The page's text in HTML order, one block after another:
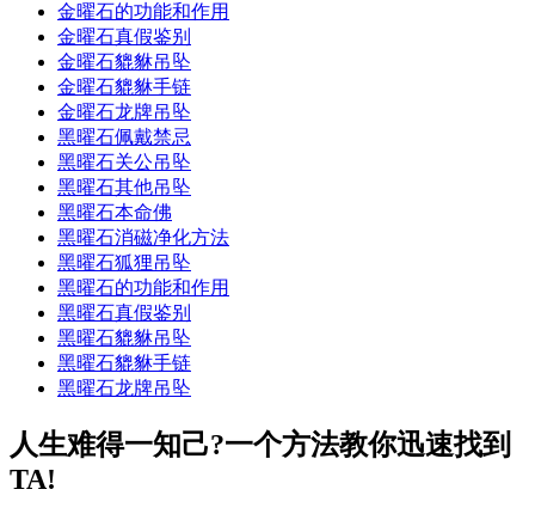
金曜石的功能和作用
金曜石真假鉴别
金曜石貔貅吊坠
金曜石貔貅手链
金曜石龙牌吊坠
黑曜石佩戴禁忌
黑曜石关公吊坠
黑曜石其他吊坠
黑曜石本命佛
黑曜石消磁净化方法
黑曜石狐狸吊坠
黑曜石的功能和作用
黑曜石真假鉴别
黑曜石貔貅吊坠
黑曜石貔貅手链
黑曜石龙牌吊坠
人生难得一知己?一个方法教你迅速找到
TA!